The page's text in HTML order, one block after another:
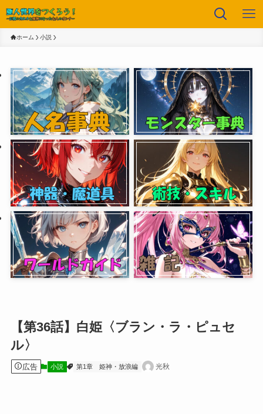
ホーム 小説
【第36話】白姫〈ブラン・ラ・ピュセ
ル〉
広告 小説 第1章 姫神・放浪編 光秋